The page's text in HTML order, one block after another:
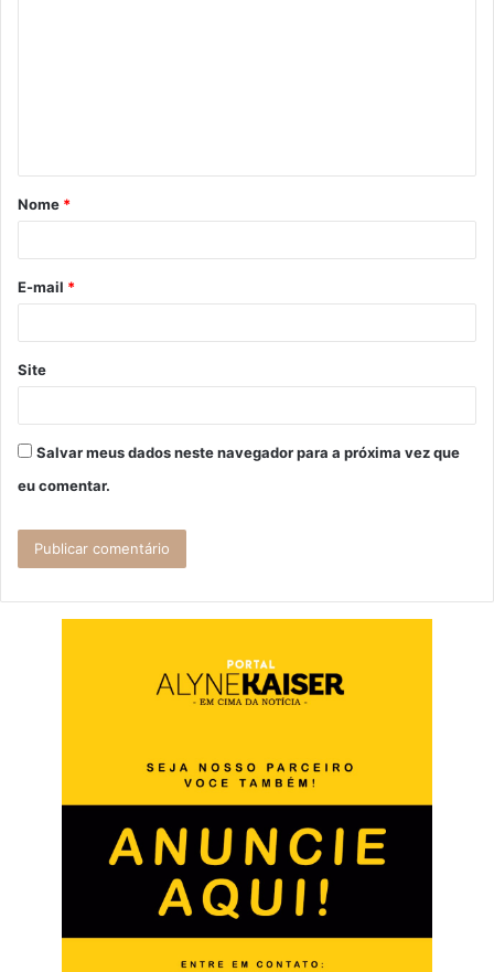
á
r
*
Nome *
E-mail *
Site
Salvar meus dados neste navegador para a próxima vez que
eu comentar.